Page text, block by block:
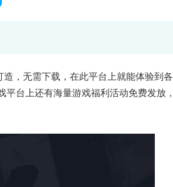
，无需下载，在此平台上就能体验到各
台上还有海量游戏福利活动免费发放，